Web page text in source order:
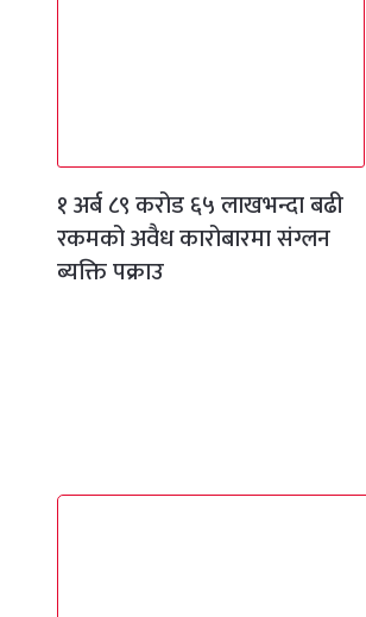
१ अर्ब ८९ करोड ६५ लाखभन्दा बढी
रकमको अवैध कारोबारमा संग्लन
ब्यक्ति पक्राउ